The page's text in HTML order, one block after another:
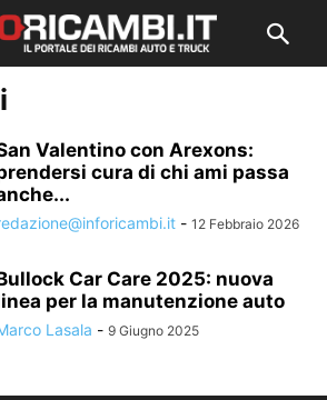
Valentino con Arexons:
cura di chi ami passa
- 12 Febbraio 2026
Car Care 2025: nuova
per la manutenzione auto
Lasala - 9 Giugno 2025